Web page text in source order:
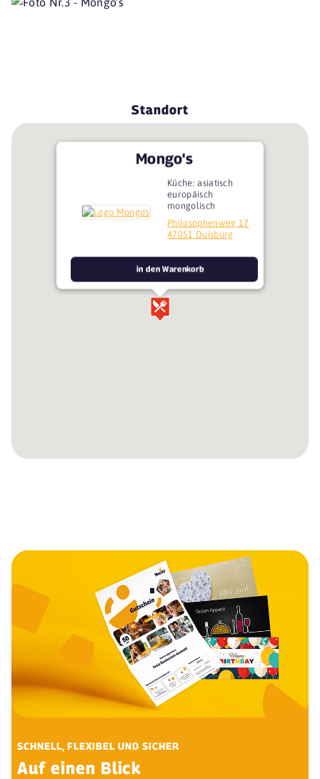
Standort
Mongo's
Küche: asiatisch
europäisch
mongolisch
Philosophenweg 17
47051 Duisburg
in den Warenkorb
SCHNELL, FLEXIBEL UND SICHER
Auf einen Blick